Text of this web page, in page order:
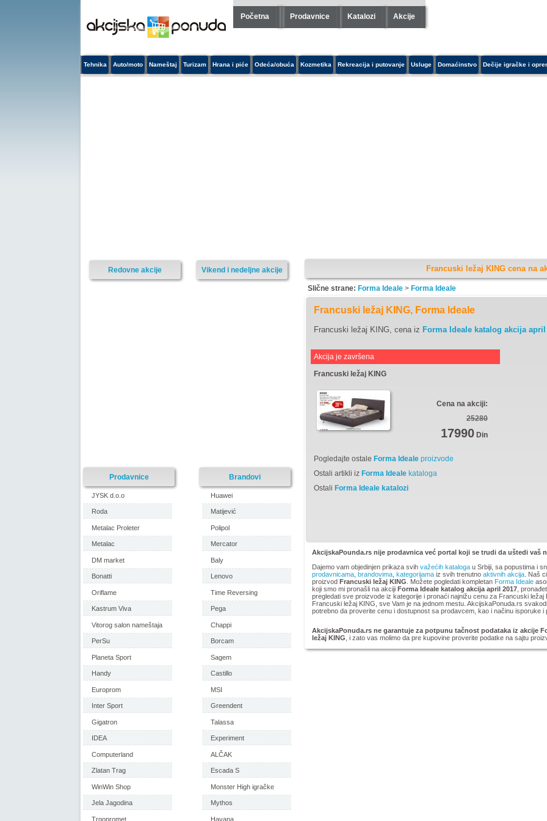
Početna Prodavnice Katalozi Akcije
Tehnika Auto/moto Nameštaj Turizam Hrana i piće Odeća/obuća Kozmetika Rekreacija i putovanje Usluge Domaćinstvo Dečije igračke i
Francuski ležaj KING cena na
Slične strane: Forma Ideale > Forma Ideale
Francuski ležaj KING, Forma Ideale
Francuski ležaj KING, cena iz Forma Ideale katalog akcija april
Akcija je završena
Francuski ležaj KING
Cena na akciji:
25280
17990 Din
Pogledajte ostale Forma Ideale proizvode
Ostali artikli iz Forma Ideale kataloga
Ostali Forma Ideale katalozi
AkcijskaPounda.rs nije prodavnica već portal koji se trudi da uštedi vaš
Dajemo vam objedinjen prikaza svih važećih kataloga u Srbiji, sa popustima i
prodavnicama brandovima kategorijama iz svih trenutno aktivnih akcija . Naš
proizvod Francuski ležaj KING . Možete pogledati kompletan Forma Ideale
koji smo mi pronašli na akciji Forma Ideale katalog akcija april 2017 ,
pregledati sve proizvode iz kategorije i pronaći najnižu cenu za Francuski
Francuski ležaj KING, sve Vam je na jednom mestu. AkcijskaPonuda.rs
potrebno da proverite cenu i dostupnost sa prodavcem, kao i načinu isporuke i
AkcijskaPonuda.rs ne garantuje za potpunu tačnost podataka iz akcije
ležaj KING , i zato vas molimo da pre kupovine proverite podatke na sajtu
Vikend i nedeljne akcije
Redovne akcije
Prodavnice
JYSK d.o.o
Roda
Metalac Proleter
Metalac
DM market
Bonatti
Oriflame
Kastrum Viva
Vitorog salon nameštaja
PerSu
Planeta Sport
Handy
Europrom
Inter Sport
Gigatron
IDEA
Computerland
Zlatan Trag
WinWin Shop
Jela Jagodina
Trgopromet
Brandovi
Huawei
Matijević
Polipol
Mercator
Baly
Lenovo
Time Reversing
Pega
Chappi
Borcam
Sagem
Castillo
MSI
Greendent
Talassa
Experiment
ALČAK
Escada S
Monster High igračke
Mythos
Havana